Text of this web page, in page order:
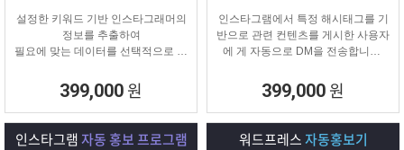
설정한 키워드 기반 인스타그래머의
정보를 추출하여
필요에 맞는 데이터를 선택적으로 수
399,000 원
인스타그램에서 특정 해시태그를 기
반으로 관련 컨텐츠를 게시한 사용자
에 게 자동으로 DM을 전송합니다.
수 등 특정 타겟의 인스타그래머에게
DM을 발송하여 관심을 끌 수 있습니
다.
399,000 원
인스타그램자동 홍보 프로그램 워드프레스자동홍보기